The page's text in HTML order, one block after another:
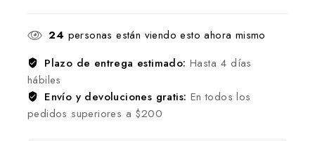
24 personas están viendo esto ahora mismo
Plazo de entrega estimado: Hasta 4 días
hábiles
Envío y devoluciones gratis: En todos los
pedidos superiores a $200